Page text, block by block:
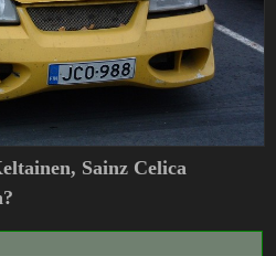
Sainz Celica